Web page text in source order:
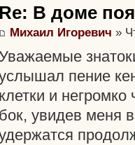
Re: В доме
Михаил Игоревич »
пение
клетки и
бок, увидев меня